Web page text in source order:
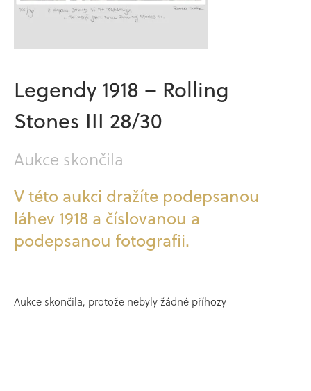
Legendy 1918 – Rolling
Stones III 28/30
Aukce skončila
V této aukci dražíte podepsanou
láhev 1918 a číslovanou a
podepsanou fotografii.
Aukce skončila, protože nebyly žádné příhozy